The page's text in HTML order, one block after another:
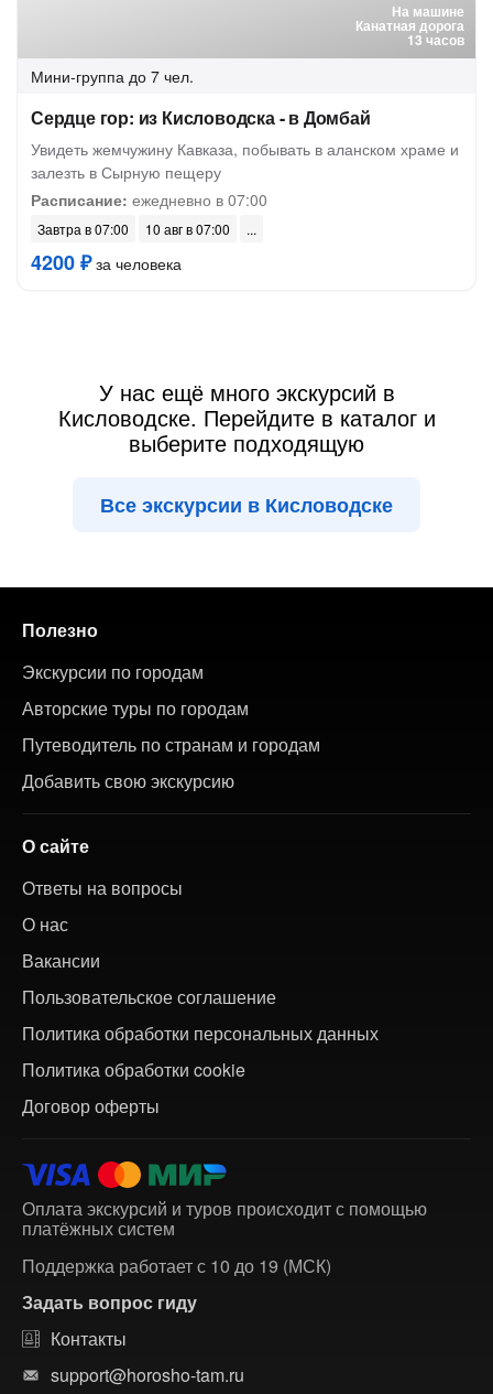
На машине
Канатная дорога
13 часов
Мини-группа до 7 чел.
Сердце гор: из Кисловодска - в Домбай
Увидеть жемчужину Кавказа, побывать в аланском храме и
залезть в Сырную пещеру
Расписание: ежедневно в 07:00
Завтра в 07:00 10 авг в 07:00
4200 ₽за человека
У нас ещё много экскурсий в
Кисловодске. Перейдите в каталог и
выберите подходящую
Все экскурсии в Кисловодске
Полезно
Экскурсии по городам
Авторские туры по городам
Путеводитель по странам и городам
Добавить свою экскурсию
О сайте
Ответы на вопросы
О нас
Вакансии
Пользовательское соглашение
Политика обработки персональных данных
Политика обработки cookie
Договор оферты
Оплата экскурсий и туров происходит с помощью
платёжных систем
Поддержка работает с 10 до 19 (МСК)
Задать вопрос гиду
Контакты
support@horosho-tam.ru